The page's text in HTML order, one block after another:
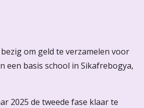
om geld te verzamelen voor
een basis school in Sikafrebogya,
2025 de tweede fase klaar te